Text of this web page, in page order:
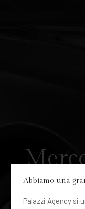
Abbiamo una
Palazzi Agency si